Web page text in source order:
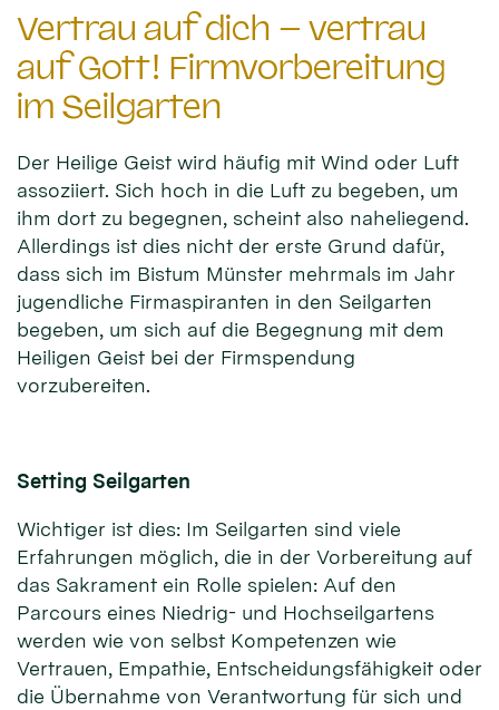
Vertrau auf dich – vertrau
auf Gott! Firmvorbereitung
im Seilgarten
Der Heilige Geist wird häufig mit Wind oder Luft
assoziiert. Sich hoch in die Luft zu begeben, um
ihm dort zu begegnen, scheint also naheliegend.
Allerdings ist dies nicht der erste Grund dafür,
dass sich im Bistum Münster mehrmals im Jahr
jugendliche Firmaspiranten in den Seilgarten
begeben, um sich auf die Begegnung mit dem
Heiligen Geist bei der Firmspendung
vorzubereiten.
Setting Seilgarten
Wichtiger ist dies: Im Seilgarten sind viele
Erfahrungen möglich, die in der Vorbereitung auf
das Sakrament ein Rolle spielen: Auf den
Parcours eines Niedrig- und Hochseilgartens
werden wie von selbst Kompetenzen wie
Vertrauen, Empathie, Entscheidungsfähigkeit oder
die Übernahme von Verantwortung für sich und